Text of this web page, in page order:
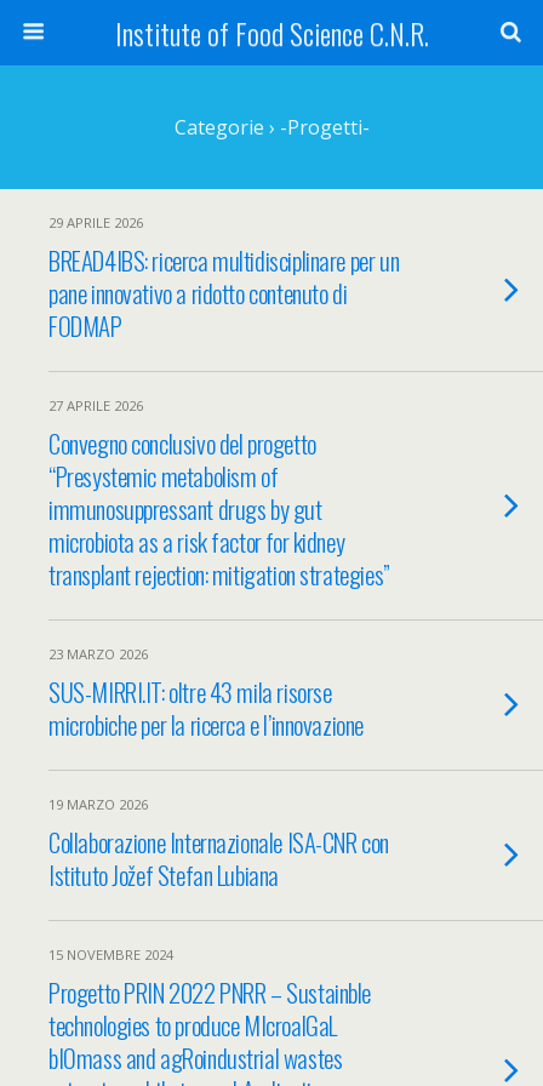
Institute of Food Science C.N.R.
Categorie › -Progetti-
29 APRILE 2026
BREAD4IBS: ricerca multidisciplinare per un
pane innovativo a ridotto contenuto di
FODMAP
27 APRILE 2026
Convegno conclusivo del progetto
“Presystemic metabolism of
immunosuppressant drugs by gut
microbiota as a risk factor for kidney
transplant rejection: mitigation strategies”
23 MARZO 2026
SUS-MIRRI.IT: oltre 43 mila risorse
microbiche per la ricerca e l’innovazione
19 MARZO 2026
Collaborazione Internazionale ISA-CNR con
Istituto Jožef Stefan Lubiana
15 NOVEMBRE 2024
Progetto PRIN 2022 PNRR – Sustainble
technologies to produce MIcroalGaL
bIOmass and agRoindustrial wastes